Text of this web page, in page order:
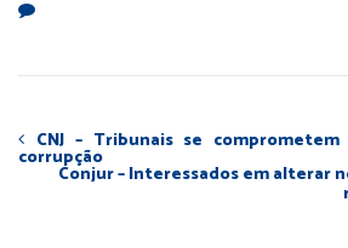
CNJ – Tribunais se
corrupção
Conjur – Interessados em alterar